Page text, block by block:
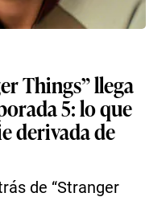
Things” llega
5: lo que
derivada de
de “Stranger